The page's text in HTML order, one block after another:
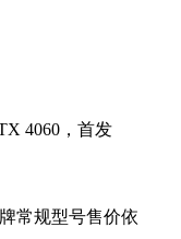
4060，首发
常规型号售价依